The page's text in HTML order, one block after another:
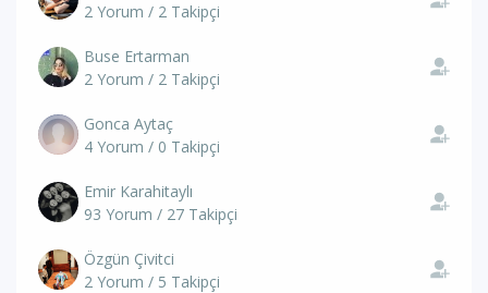
2 Yorum / 2 Takipçi
Buse Ertarman
2 Yorum / 2 Takipçi
Gonca Aytaç
4 Yorum / 0 Takipçi
Emir Karahitaylı
93 Yorum / 27 Takipçi
Özgün Çivitci
2 Yorum / 5 Takipçi